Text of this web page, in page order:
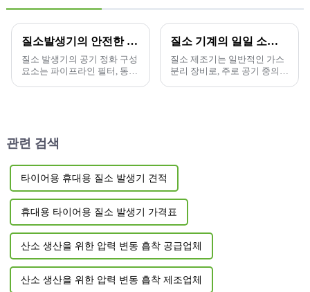
질소발생기의 안전한 작동에 관하여
질소 발생기의 공기 정화 구성
요소는 파이프라인 필터, 동결
질소 기계의 일일 소비량은 얼마입니까?
질소 제조기는 일반적인 가스
분리 장비로, 주로 공기 중의
관련 검색
타이어용 휴대용 질소 발생기 견적
휴대용 타이어용 질소 발생기 가격표
산소 생산을 위한 압력 변동 흡착 공급업체
산소 생산을 위한 압력 변동 흡착 제조업체